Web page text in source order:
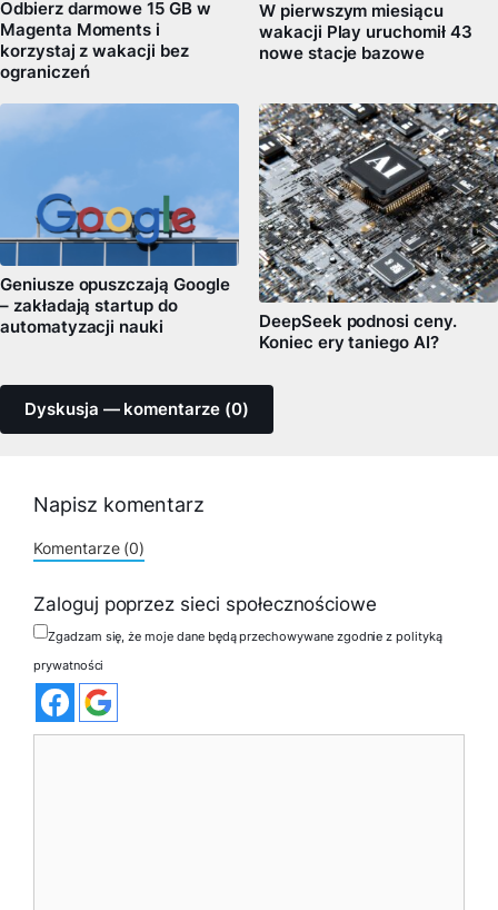
Odbierz darmowe 15 GB w
Magenta Moments i
korzystaj z wakacji bez
ograniczeń
W pierwszym miesiącu
wakacji Play uruchomił 43
nowe stacje bazowe
Geniusze opuszczają Google
– zakładają startup do
automatyzacji nauki
DeepSeek podnosi ceny.
Koniec ery taniego AI?
Dyskusja — komentarze (0)
Napisz komentarz
Komentarze (0)
Zaloguj poprzez sieci społecznościowe
Zgadzam się, że moje dane będą przechowywane zgodnie z polityką
prywatności